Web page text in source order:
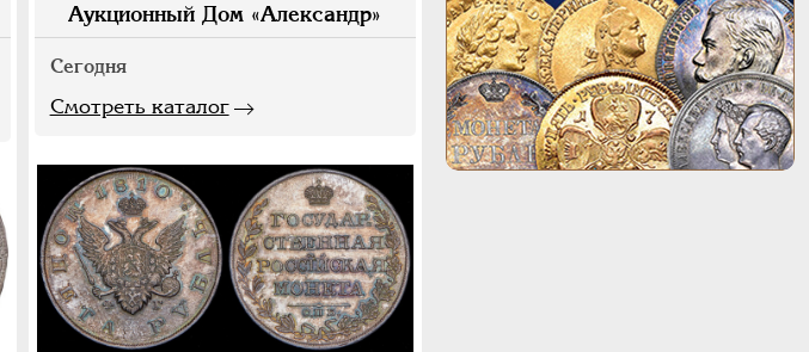
Аукционный Дом «Александр»
Сегодня
Смотреть каталог